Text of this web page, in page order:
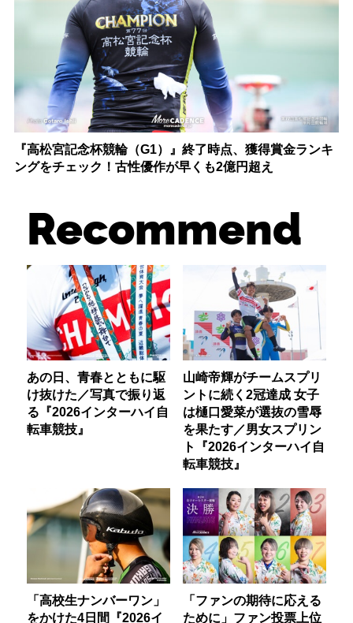
『高松宮記念杯競輪（G1）』終了時点、獲得賞金ランキ
ングをチェック！古性優作が早くも2億円超え
Recommend
あの日、青春とともに駆
け抜けた／写真で振り返
る『2026インターハイ自
転車競技』
山崎帝輝がチームスプリ
ントに続く2冠達成 女子
は樋口愛菜が選抜の雪辱
を果たす／男女スプリン
ト『2026インターハイ自
転車競技』
「高校生ナンバーワン」
をかけた4日間『2026イ
「ファンの期待に応える
ために」ファン投票上位